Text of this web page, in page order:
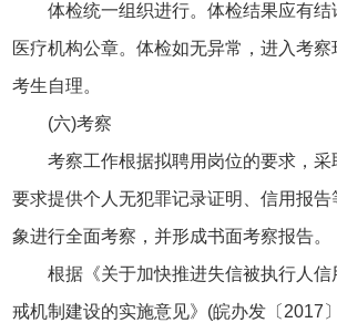
体检统一组织进行。体检结果应有结
医疗机构公章。体检如无异常，进入考
考生自理。
(六)考察
考察工作根据拟聘用岗位的要求，采
要求提供个人无犯罪记录证明、信用报
象进行全面考察，并形成书面考察报告。
根据《关于加快推进失信被执行人
戒机制建设的实施意见》(皖办发〔2017